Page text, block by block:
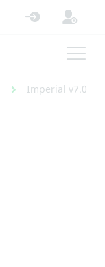
Imperial v7.0 -